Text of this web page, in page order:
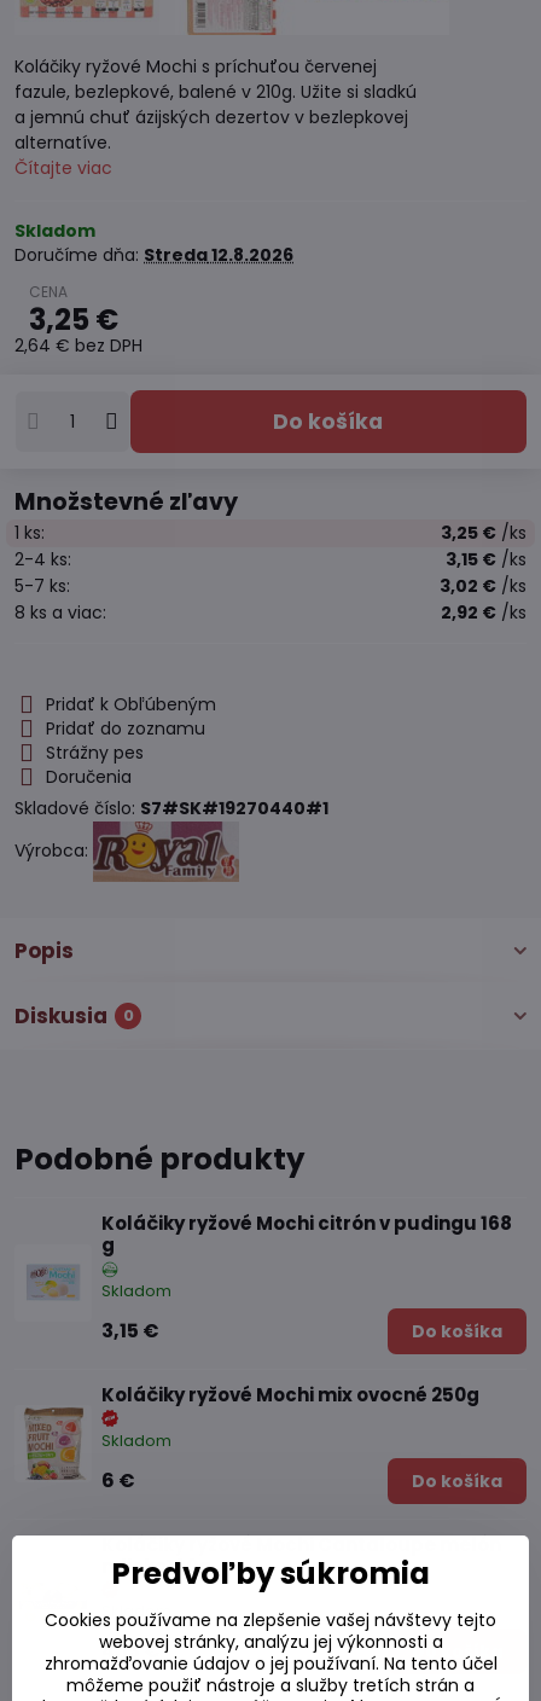
Koláčiky ryžové Mochi s príchuťou červenej
fazule, bezlepkové, balené v 210g. Užite si sladkú
a jemnú chuť ázijských dezertov v bezlepkovej
alternatíve.
Čítajte viac
Skladom
Doručíme dňa: Streda12.8.2026
3,25 €
2,64 € bez DPH
Do košíka
Množstevné zľavy
1 ks: 3,25 € /ks
2-4 ks: 3,15 € /ks
5-7 ks: 3,02 € /ks
8 ks a viac: 2,92 € /ks
Pridať k Obľúbeným
Pridať do zoznamu
Strážny pes
Doručenia
Skladové číslo: S7#SK#19270440#1
Výrobca:
Popis
Diskusia 0
Podobné produkty
Koláčiky ryžové Mochi citrón v pudingu 168
g
Skladom
3,15 € Do košíka
Koláčiky ryžové Mochi mix ovocné 250g
Skladom
6 € Do košíka
Koláčiky ryžové Mochi Cantaloupe melón
mlieko180g
Skladom
4,13 € Do košíka
Predvoľby súkromia
Cookies používame na zlepšenie vašej návštevy tejto
webovej stránky, analýzu jej výkonnosti a
zhromažďovanie údajov o jej používaní. Na tento účel
môžeme použiť nástroje a služby tretích strán a